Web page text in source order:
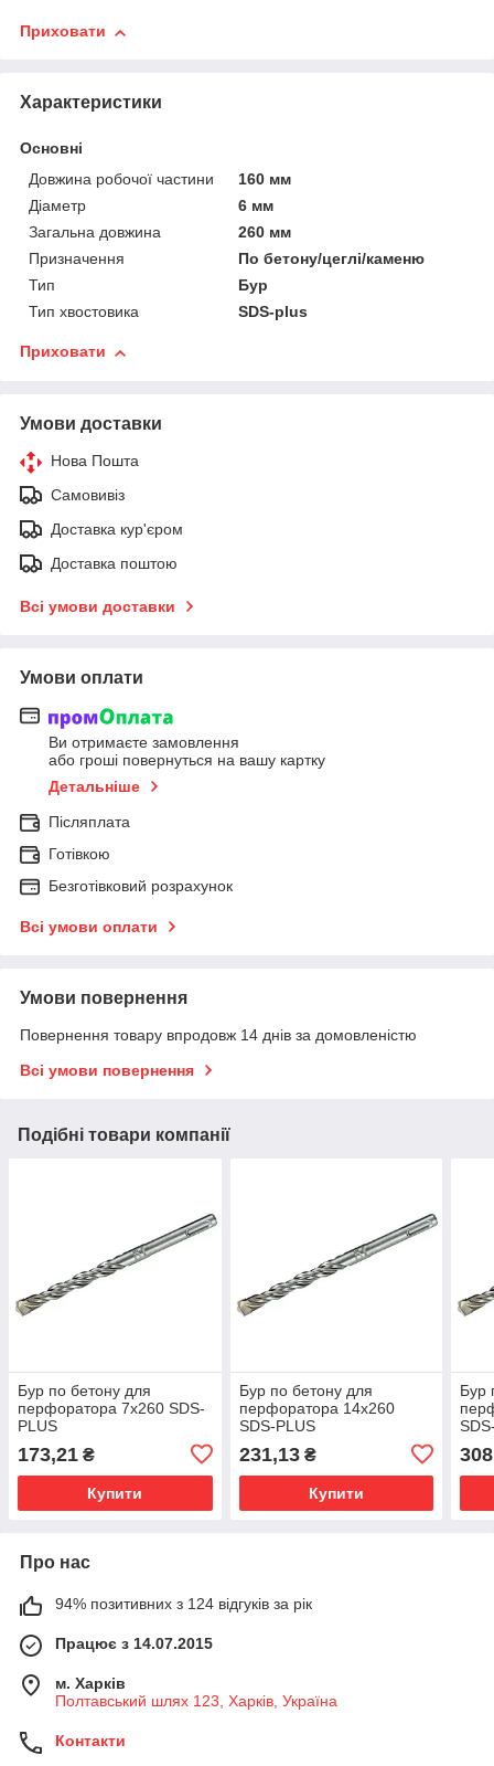
Приховати
Характеристики
Основні
Довжина робочої частини
160 мм
Діаметр
6 мм
Загальна довжина
260 мм
Призначення
По бетону/цеглі/каменю
Тип
Бур
Тип хвостовика
SDS-plus
Приховати
Умови доставки
Нова Пошта
Самовивіз
Доставка кур'єром
Доставка поштою
Всі умови доставки
Умови оплати
Ви отримаєте замовлення
або гроші повернуться на вашу картку
Детальніше
Післяплата
Готівкою
Безготівковий розрахунок
Всі умови оплати
Умови повернення
Повернення товару впродовж 14 днів за домовленістю
Всі умови повернення
Подібні товари компанії
Бур по бетону для
перфоратора 7х260 SDS-
PLUS
173,21 ₴
Купити
Бур по бетону для
перфоратора 14х260
SDS-PLUS
231,13₴
Купити
Бур
Про нас
94% позитивних з 124 відгуків за рік
Працює з 14.07.2015
м. Харків
Полтавський шлях 123, Харків, Україна
Контакти